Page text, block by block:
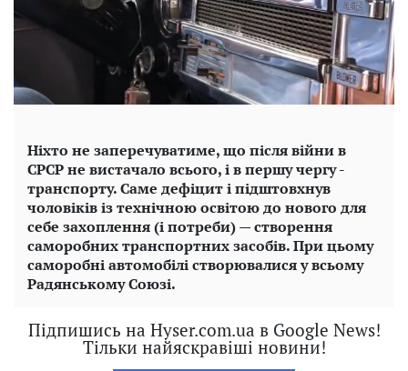
Ніхто не заперечуватиме, що після війни в
СРСР не вистачало всього, і в першу чергу -
транспорту. Саме дефіцит і підштовхнув
чоловіків із технічною освітою до нового для
себе захоплення (і потреби) — створення
саморобних транспортних засобів. При цьому
саморобні автомобілі створювалися у всьому
Радянському Союзі.
Підпишись на Hyser.com.ua в Google News!
Тільки найяскравіші новини!